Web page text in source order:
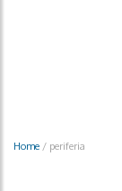
Home / periferia